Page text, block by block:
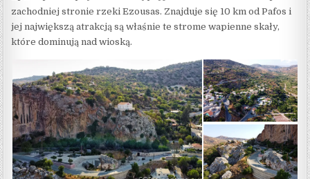
zachodniej stronie rzeki Ezousas. Znajduje się 10 km od Pafos i
jej największą atrakcją są właśnie te strome wapienne skały,
które dominują nad wioską.